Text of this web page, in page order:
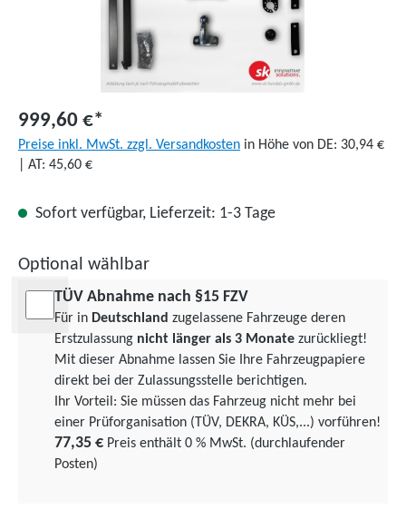
999,60 €*
Preise inkl. MwSt. zzgl. Versandkosten in Höhe von DE: 30,94 €
| AT: 45,60 €
Sofort verfügbar, Lieferzeit: 1-3 Tage
Optional wählbar
TÜV Abnahme nach §15 FZV
Für in Deutschland zugelassene Fahrzeuge deren
Erstzulassung nicht länger als 3 Monate zurückliegt!
Mit dieser Abnahme lassen Sie Ihre Fahrzeugpapiere
direkt bei der Zulassungsstelle berichtigen.
Ihr Vorteil: Sie müssen das Fahrzeug nicht mehr bei
einer Prüforgani­sation (TÜV, DEKRA, KÜS,...) vorführen!
77,35 € Preis enthält 0 % MwSt. (durchlaufender
Posten)